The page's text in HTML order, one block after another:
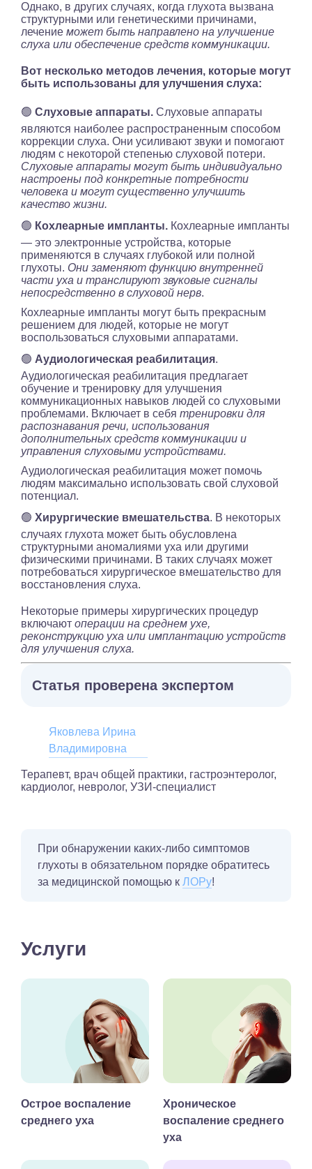
Однако, в других случаях, когда глухота вызвана
структурными или генетическими причинами,
лечение может быть направлено на улучшение
слуха или обеспечение средств коммуникации.
Вот несколько методов лечения, которые могут
быть использованы для улучшения слуха:
🟢 Слуховые аппараты. Слуховые аппараты
являются наиболее распространенным способом
коррекции слуха. Они усиливают звуки и помогают
людям с некоторой степенью слуховой потери.
Слуховые аппараты могут быть индивидуально
настроены под конкретные потребности
человека и могут существенно улучшить
качество жизни.
🟢 Кохлеарные импланты. Кохлеарные импланты
— это электронные устройства, которые
применяются в случаях глубокой или полной
глухоты. Они заменяют функцию внутренней
части уха и транслируют звуковые сигналы
непосредственно в слуховой нерв.
Кохлеарные импланты могут быть прекрасным
решением для людей, которые не могут
воспользоваться слуховыми аппаратами.
🟢 Аудиологическая реабилитация.
Аудиологическая реабилитация предлагает
обучение и тренировку для улучшения
коммуникационных навыков людей со слуховыми
проблемами. Включает в себя тренировки для
распознавания речи, использования
дополнительных средств коммуникации и
управления слуховыми устройствами.
Аудиологическая реабилитация может помочь
людям максимально использовать свой слуховой
потенциал.
🟢 Хирургические вмешательства. В некоторых
случаях глухота может быть обусловлена
структурными аномалиями уха или другими
физическими причинами. В таких случаях может
потребоваться хирургическое вмешательство для
восстановления слуха.
Некоторые примеры хирургических процедур
включают операции на среднем ухе,
реконструкцию уха или имплантацию устройств
для улучшения слуха.
Статья проверена экспертом
Яковлева Ирина
Владимировна
Терапевт, врач общей практики, гастроэнтеролог,
кардиолог, невролог, УЗИ-специалист
При обнаружении каких-либо симптомов
глухоты в обязательном порядке обратитесь
за медицинской помощью к ЛОРу!
Услуги
Острое воспаление
среднего уха
Хроническое
воспаление среднего
уха